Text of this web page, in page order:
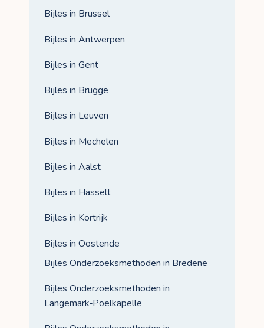
Bijles in Brussel
Bijles in Antwerpen
Bijles in Gent
Bijles in Brugge
Bijles in Leuven
Bijles in Mechelen
Bijles in Aalst
Bijles in Hasselt
Bijles in Kortrijk
Bijles in Oostende
Bijles Onderzoeksmethoden in Bredene
Bijles Onderzoeksmethoden in
Langemark‑Poelkapelle